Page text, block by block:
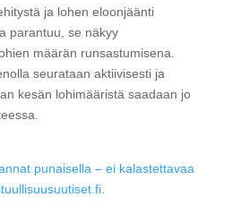
ja lohen eloonjäänti
parantuu, se näkyy
määrän runsastumisena.
seurataan aktiivisesti ja
kesän lohimääristä saadaan jo
punaisella – ei kalastettavaa
.